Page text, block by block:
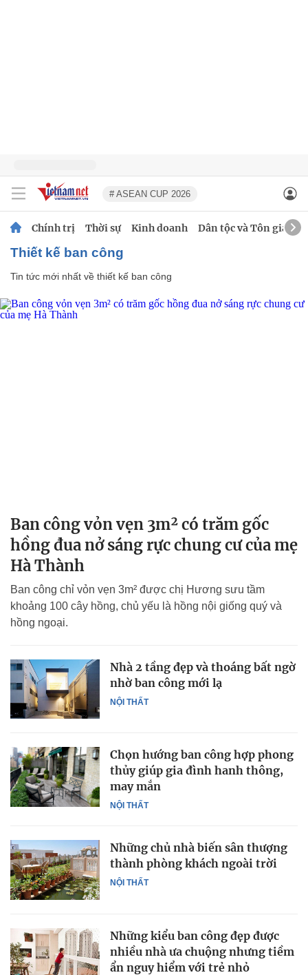
# ASEAN CUP 2026
Chính trị Thời sự Kinh doanh Dân tộc và Tôn giáo
thiết kế ban công
Tin tức mới nhất về thiết kế ban công
Ban công vỏn vẹn 3m² có trăm gốc
hồng đua nở sáng rực chung cư của mẹ
Hà Thành
Ban công chỉ vỏn vẹn 3m² được chị Hương sưu tầm
khoảng 100 cây hồng, chủ yếu là hồng nội giống quý và
hồng ngoại.
NỘI THẤT
Nhà 2 tầng đẹp và thoáng bất ngờ
nhờ ban công mới lạ
NỘI THẤT
Chọn hướng ban công hợp phong
thủy giúp gia đình hanh thông,
may mắn
NỘI THẤT
Những chủ nhà biến sân thượng
thành phòng khách ngoài trời
Những kiểu ban công đẹp được
nhiều nhà ưa chuộng nhưng tiềm
ẩn nguy hiểm với trẻ nhỏ